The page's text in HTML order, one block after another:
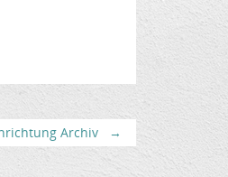
Archiv
→